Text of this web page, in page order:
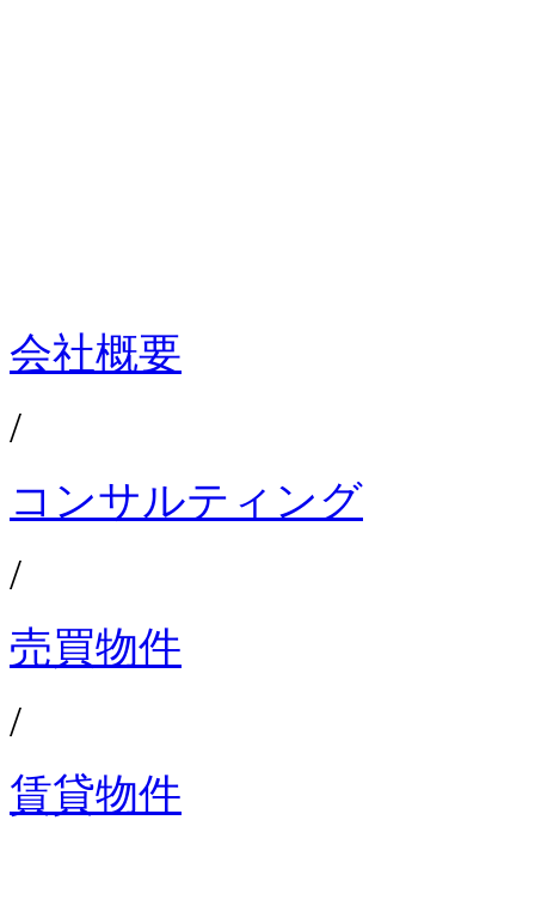
会社概要
/
コンサルティング
/
売買物件
/
賃貸物件